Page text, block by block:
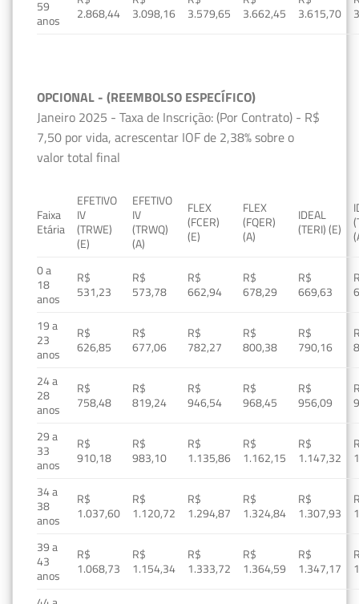
59
anos
2.868,44
3.098,16
3.579,65
3.662,45
3.615,70
OPCIONAL - (REEMBOLSO ESPECÍFICO)
Janeiro 2025 - Taxa de Inscrição: (Por Contrato) - R$
7,50 por vida, acrescentar IOF de 2,38% sobre o
valor total final
Faixa
Etária
EFETIVO
IV
(TRWE)
(E)
EFETIVO
IV
(TRWQ)
(A)
FLEX
(FCER)
(E)
FLEX
(FQER)
(A)
IDEAL
(TERI) (E)
0 a
18
anos
R$
531,23
R$
573,78
R$
662,94
R$
678,29
R$
669,63
19 a
23
anos
R$
626,85
R$
677,06
R$
782,27
R$
800,38
R$
790,16
24 a
28
anos
R$
758,48
R$
819,24
R$
946,54
R$
968,45
R$
956,09
29 a
33
anos
R$
910,18
R$
983,10
R$
1.135,86
R$
1.162,15
R$
1.147,32
34 a
38
anos
R$
1.037,60
R$
1.120,72
R$
1.294,87
R$
1.324,84
R$
1.307,93
39 a
43
anos
R$
1.068,73
R$
1.154,34
R$
1.333,72
R$
1.364,59
R$
1.347,17